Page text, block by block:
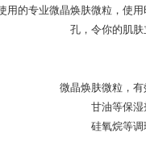
用的专业微晶焕肤微粒，使
孔，令你的肌肤
微晶焕肤微粒，有
甘油等保湿
硅氧烷等调